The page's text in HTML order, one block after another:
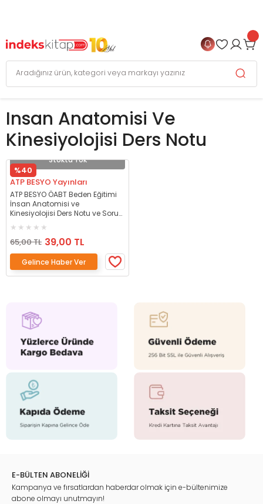
Insan Anatomisi Ve
Kinesiyolojisi Ders Notu
Stokta Yok
%40
ATP BESYO Yayınları
ATP BESYO ÖABT Beden Eğitimi
İnsan Anatomisi ve
Kinesiyolojisi Ders Notu ve Soru
Özbölgili ATP BESYO Yayınları
65,00 TL 39,00 TL
Gelince Haber Ver
E-BÜLTEN ABONELİĞİ
Kampanya ve fırsatlardan haberdar olmak için e-bültenimize
abone olmayı unutmayın!